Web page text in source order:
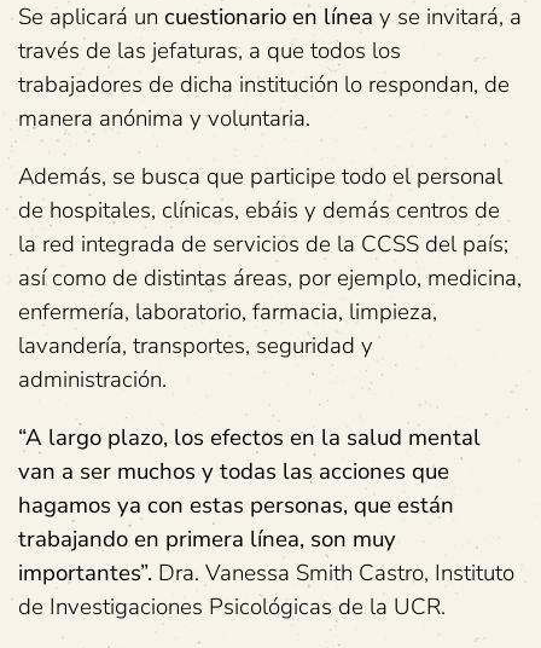
Se aplicará un cuestionario en línea y se invitará, a
través de las jefaturas, a que todos los
trabajadores de dicha institución lo respondan, de
manera anónima y voluntaria.
Además, se busca que participe todo el personal
de hospitales, clínicas, ebáis y demás centros de
la red integrada de servicios de la CCSS del país;
así como de distintas áreas, por ejemplo, medicina,
enfermería, laboratorio, farmacia, limpieza,
lavandería, transportes, seguridad y
administración.
“A largo plazo, los efectos en la salud mental
van a ser muchos y todas las acciones que
hagamos ya con estas personas, que están
trabajando en primera línea, son muy
importantes”. Dra. Vanessa Smith Castro, Instituto
de Investigaciones Psicológicas de la UCR.